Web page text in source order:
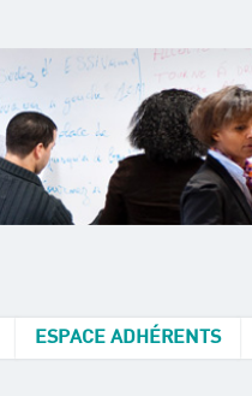
ESPACE ADHÉRENTS